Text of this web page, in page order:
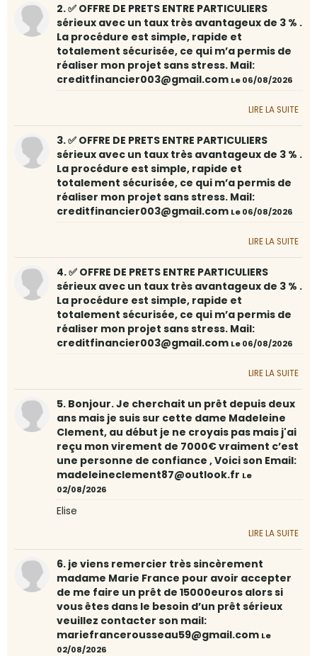
2. ✅ OFFRE DE PRETS ENTRE PARTICULIERS
sérieux avec un taux très avantageux de 3 % .
La procédure est simple, rapide et
totalement sécurisée, ce qui m’a permis de
réaliser mon projet sans stress. Mail:
creditfinancier003@gmail.com Le 06/08/2026
LIRE LA SUITE
3. ✅ OFFRE DE PRETS ENTRE PARTICULIERS
sérieux avec un taux très avantageux de 3 % .
La procédure est simple, rapide et
totalement sécurisée, ce qui m’a permis de
réaliser mon projet sans stress. Mail:
creditfinancier003@gmail.com Le 06/08/2026
LIRE LA SUITE
4. ✅ OFFRE DE PRETS ENTRE PARTICULIERS
sérieux avec un taux très avantageux de 3 % .
La procédure est simple, rapide et
totalement sécurisée, ce qui m’a permis de
réaliser mon projet sans stress. Mail:
creditfinancier003@gmail.com Le 06/08/2026
LIRE LA SUITE
5. Bonjour. Je cherchait un prêt depuis deux
ans mais je suis sur cette dame Madeleine
Clement, au début je ne croyais pas mais j'ai
reçu mon virement de 7000€ vraiment c’est
une personne de confiance , Voici son Email:
madeleineclement87@outlook.fr Le
02/08/2026
Elise
LIRE LA SUITE
6. je viens remercier très sincèrement
madame Marie France pour avoir accepter
de me faire un prêt de 15000euros alors si
vous êtes dans le besoin d’un prêt sérieux
veuillez contacter son mail:
mariefrancerousseau59@gmail.com Le
02/08/2026